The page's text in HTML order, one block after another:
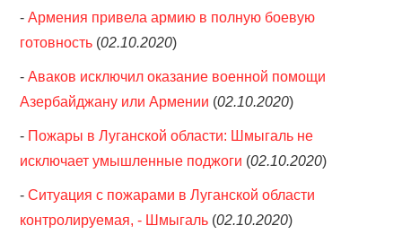
-Армения привела армию в полную боевую
готовность (02.10.2020)
-Аваков исключил оказание военной помощи
Азербайджану или Армении (02.10.2020)
- Пожары в Луганской области: Шмыгаль не
исключает умышленные поджоги (02.10.2020)
-Ситуация с пожарами в Луганской области
контролируемая, - Шмыгаль (02.10.2020)